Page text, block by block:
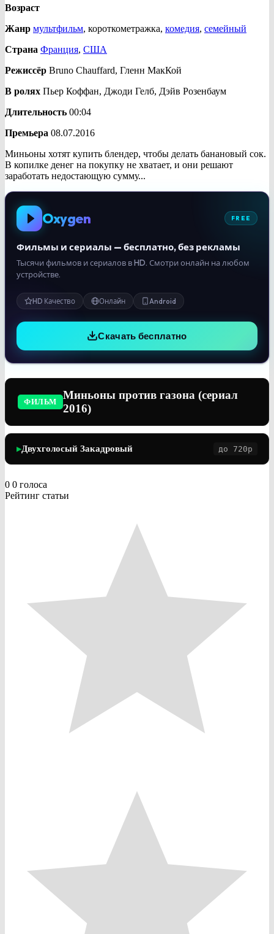
Возраст
Жанр мультфильм, короткометражка, комедия, семейный
Страна Франция, США
Режиссёр Bruno Chauffard, Гленн МакКой
В ролях Пьер Коффан, Джоди Гелб, Дэйв Розенбаум
Длительность 00:04
Премьера 08.07.2016
Миньоны хотят купить блендер, чтобы делать банановый сок.
В копилке денег на покупку не хватает, и они решают
заработать недостающую сумму...
Oxygen FREE
Фильмы и сериалы — бесплатно, без рекламы
Тысячи фильмов и сериалов в HD. Смотри онлайн на любом
устройстве.
HD Качество Онлайн Android
Скачать бесплатно
ФИЛЬМ
Миньоны против газона (сериал
2016)
▶Двухголосый Закадровый до 720p
0 0 голоса
Рейтинг статьи